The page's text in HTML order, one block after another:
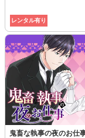
レンタル有り
鬼畜な執事の夜のお仕